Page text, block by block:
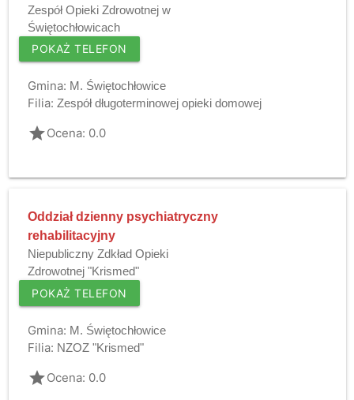
Zespół Opieki Zdrowotnej w
Świętochłowicach
POKAŻ TELEFON
Gmina: M. Świętochłowice
Filia: Zespół długoterminowej opieki domowej
gradeOcena: 0.0
Oddział dzienny psychiatryczny
rehabilitacyjny
Niepubliczny Zdkład Opieki
Zdrowotnej "Krismed"
POKAŻ TELEFON
Gmina: M. Świętochłowice
Filia: NZOZ "Krismed"
gradeOcena: 0.0